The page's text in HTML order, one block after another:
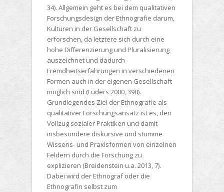
34). Allgemein geht es bei dem qualitativen
Forschungsdesign der Ethnografie darum,
Kulturen in der Gesellschaft zu
erforschen, da letztere sich durch eine
hohe Differenzierung und Pluralisierung
auszeichnet und dadurch
Fremdheitserfahrungen in verschiedenen
Formen auch in der eigenen Gesellschaft
möglich sind (Lüders 2000, 390).
Grundlegendes Ziel der Ethnografie als
qualitativer Forschungsansatz ist es, den
Vollzug sozialer Praktiken und damit
insbesondere diskursive und stumme
Wissens- und Praxisformen von einzelnen
Feldern durch die Forschung zu
explizieren (Breidenstein u.a. 2013, 7).
Dabei wird der Ethnograf oder die
Ethnografin selbst zum